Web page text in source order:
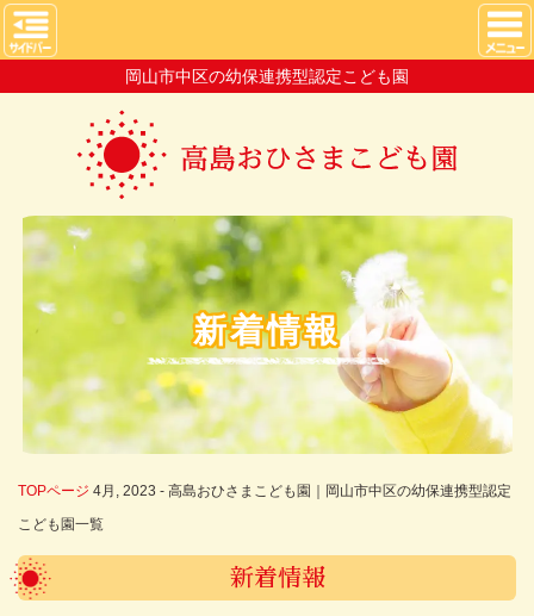
岡山市中区の幼保連携型認定こども園
新着情報
TOPページ 4月, 2023 - 高島おひさまこども園｜岡山市中区の幼保連携型認定
こども園一覧
新着情報